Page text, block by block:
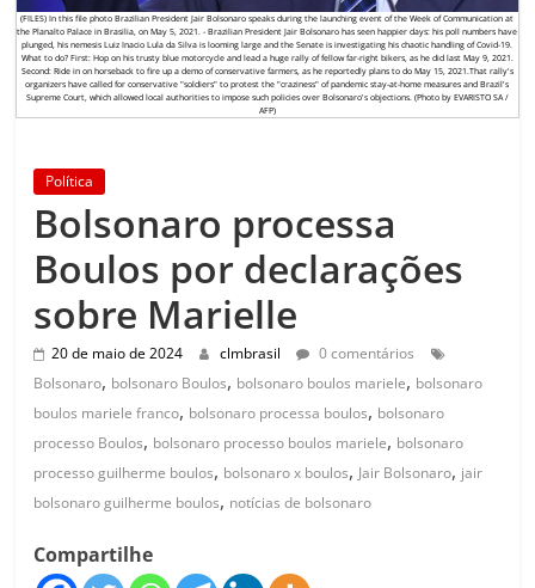
(FILES) In this file photo Brazilian President Jair Bolsonaro speaks during the launching event of the Week of Communication at
the Planalto Palace in Brasilia, on May 5, 2021. - Brazilian President Jair Bolsonaro has seen happier days: his poll numbers have
plunged, his nemesis Luiz Inacio Lula da Silva is looming large and the Senate is investigating his chaotic handling of Covid-19.
What to do? First: Hop on his trusty blue motorcycle and lead a huge rally of fellow far-right bikers, as he did last May 9, 2021.
Second: Ride in on horseback to fire up a demo of conservative farmers, as he reportedly plans to do May 15, 2021.That rally's
organizers have called for conservative "soldiers" to protest the "craziness" of pandemic stay-at-home measures and Brazil's
Supreme Court, which allowed local authorities to impose such policies over Bolsonaro's objections. (Photo by EVARISTO SA /
AFP)
Política
Bolsonaro processa
Boulos por declarações
sobre Marielle
20 de maio de 2024 clmbrasil
0 comentários
Bolsonaro, bolsonaro Boulos, bolsonaro boulos mariele, bolsonaro
boulos mariele franco, bolsonaro processa boulos, bolsonaro
processo Boulos, bolsonaro processo boulos mariele, bolsonaro
processo guilherme boulos, bolsonaro x boulos, Jair Bolsonaro, jair
bolsonaro guilherme boulos, notícias de bolsonaro
Compartilhe